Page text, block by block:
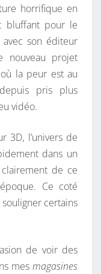
horrifique en
bluffant pour le
son éditeur
nouveau projet
la peur est au
pris plus
vidéo.
3D, l’univers de
dans un
de ce
Ce coté
certains
de voir des
mesmagasines